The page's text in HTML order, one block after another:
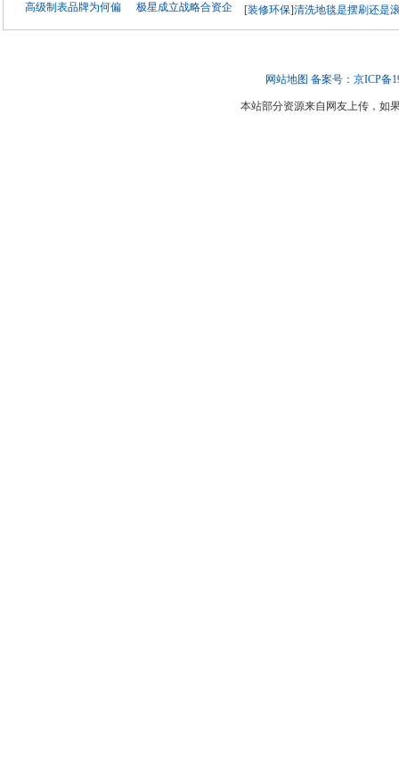
高级制表品牌为何偏 极星成立战略合资企
[装修环保]清洗地毯是摆刷还是
网站地图 备案号：京ICP备
本站部分资源来自网友上传，如